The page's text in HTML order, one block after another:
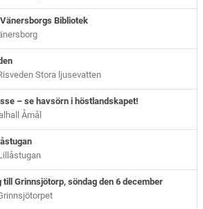
Bibliotek
Stora ljusevatten
– se havsörn i höstlandskapet!
Åmål
Grinnsjötorp, söndag den 6 december